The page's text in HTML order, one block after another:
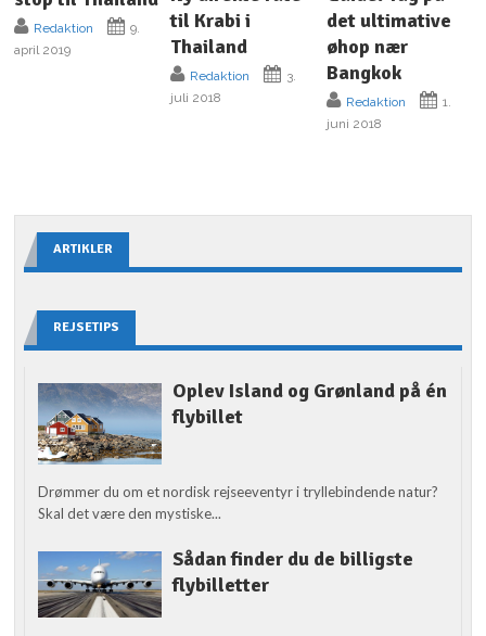
Redaktion
9.
april 2019
til Krabi i
Thailand
Redaktion
3.
juli 2018
det ultimative
øhop nær
Bangkok
Redaktion
1.
juni 2018
ARTIKLER
REJSETIPS
Oplev Island og Grønland på én
flybillet
Drømmer du om et nordisk rejseeventyr i tryllebindende natur?
Skal det være den mystiske...
Sådan finder du de billigste
flybilletter